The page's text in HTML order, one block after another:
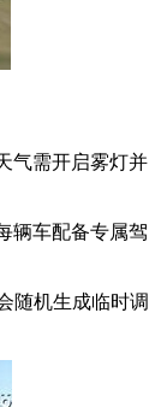
气需开启雾灯并
辆车配备专属驾
随机生成临时调